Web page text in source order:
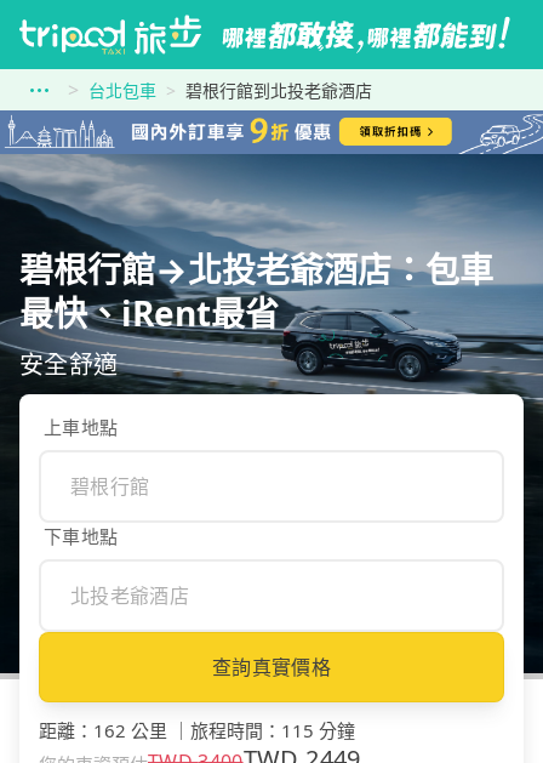
台北包車 碧根行館到北投老爺酒店
碧根行館→北投老爺酒店：包車
最快、iRent最省
安全舒適
上車地點
下車地點
查詢真實價格
距離 ： 162 公里 旅程時間 ： 115 分鐘